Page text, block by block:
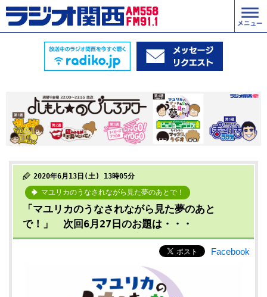
2020年6月13日(土) 13時05分
マユリカのうなされながら見た夢のあとで！
「マユリカのうなされながら見た夢のあと
で！」 次回6月27日のお題は・・・
Facebook